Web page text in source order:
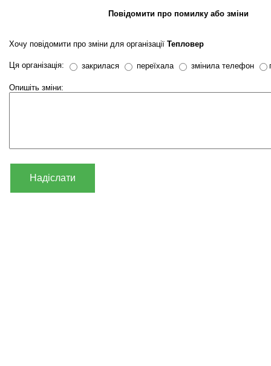
Повідомити про помилку або зміни
Хочу повідомити про зміни для організації Тепловер
Ця організація: закрилася переїхала змінила телефон
Опишіть зміни:
Надіслати